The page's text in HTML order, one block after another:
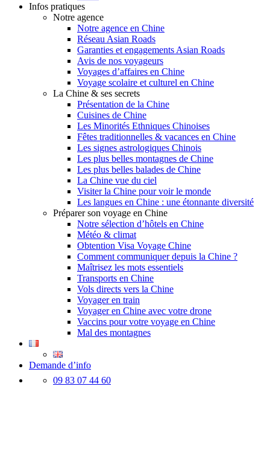
Infos pratiques
Notre agence
Notre agence en Chine
Réseau Asian Roads
Garanties et engagements Asian Roads
Avis de nos voyageurs
Voyages d’affaires en Chine
Voyage scolaire et culturel en Chine
La Chine & ses secrets
Présentation de la Chine
Cuisines de Chine
Les Minorités Ethniques Chinoises
Fêtes traditionnelles & vacances en Chine
Les signes astrologiques Chinois
Les plus belles montagnes de Chine
Les plus belles balades de Chine
La Chine vue du ciel
Visiter la Chine pour voir le monde
Les langues en Chine : une étonnante diversité
Préparer son voyage en Chine
Notre sélection d’hôtels en Chine
Météo & climat
Obtention Visa Voyage Chine
Comment communiquer depuis la Chine ?
Maîtrisez les mots essentiels
Transports en Chine
Vols directs vers la Chine
Voyager en train
Voyager en Chine avec votre drone
Vaccins pour votre voyage en Chine
Mal des montagnes
Demande d’info
09 83 07 44 60